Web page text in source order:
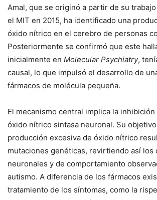
Amal, que se originó a partir de su
el MIT en 2015, ha identificado una
óxido nítrico en el cerebro de personas
Posteriormente se confirmó que este
inicialmente en Molecular Psychiatry,
causal, lo que impulsó el desarrollo de
fármacos de molécula pequeña.
El mecanismo central implica la
óxido nítrico sintasa neuronal. Su
producción excesiva de óxido nítrico
mutaciones genéticas, revirtiendo así los
neuronales y de comportamiento
autismo. A diferencia de los fármacos
tratamiento de los síntomas, como la